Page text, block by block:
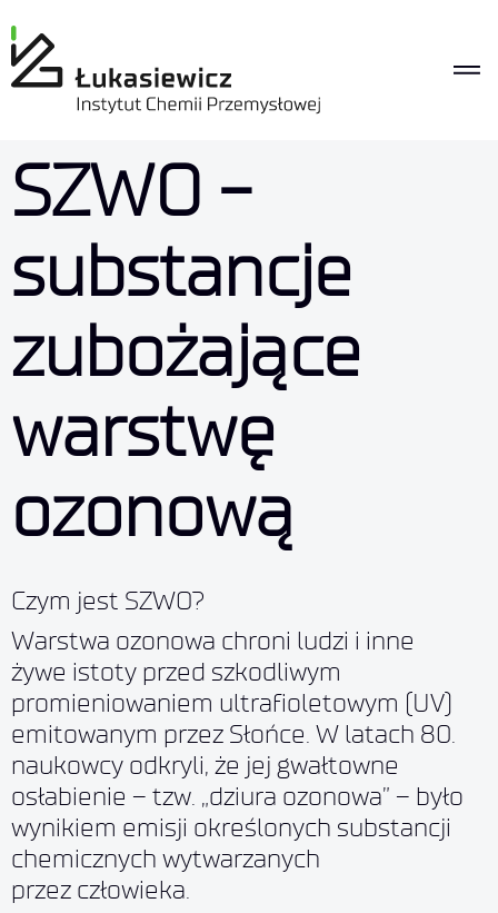
treści
SZWO -
substancje
zubożające
warstwę
ozonową
Czym jest SZWO?
Warstwa ozonowa chroni ludzi i inne
żywe istoty przed szkodliwym
promieniowaniem ultrafioletowym (UV)
emitowanym przez Słońce. W latach 80.
naukowcy odkryli, że jej gwałtowne
osłabienie – tzw. „dziura ozonowa” – było
wynikiem emisji określonych substancji
chemicznych wytwarzanych
przez człowieka.